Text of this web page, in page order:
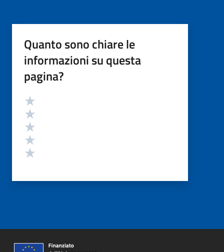
Quanto sono chiare le
informazioni su questa
pagina?
Valutazione